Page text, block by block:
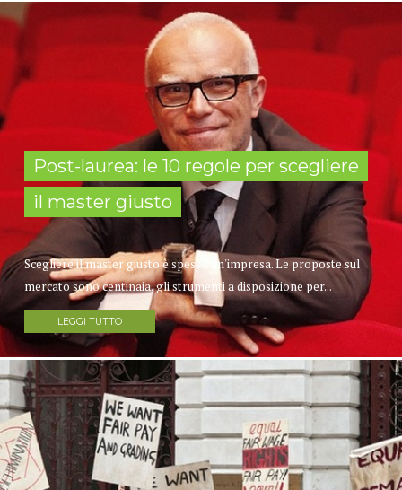
Post-laurea: le 10 regole per scegliere
il master giusto
Scegliere il master giusto è spesso un'impresa. Le proposte sul
mercato sono centinaia, gli strumenti a disposizione per...
LEGGI TUTTO